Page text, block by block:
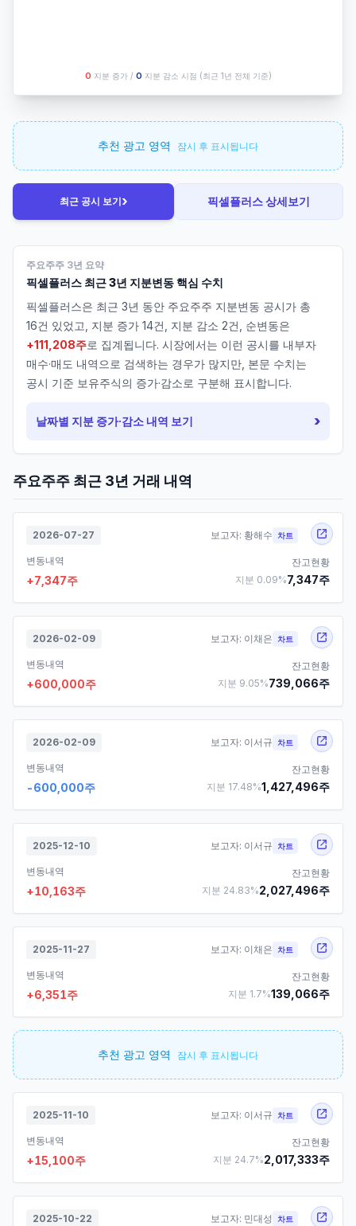
O 지분 증가 / O 지분 감소 시점 (최근 1년 전체 기준)
추천 광고 영역 잠시 후 표시됩니다
최근 공시 보기› 픽셀플러스상세보기
주요주주 3년 요약
픽셀플러스 최근 3년 지분변동 핵심 수치
픽셀플러스은 최근 3년 동안 주요주주 지분변동 공시가 총
16건 있었고, 지분 증가 14건, 지분 감소 2건, 순변동은
+111,208주로 집계됩니다. 시장에서는 이런 공시를 내부자
매수·매도 내역으로 검색하는 경우가 많지만, 본문 수치는
공시 기준 보유주식의 증가·감소로 구분해 표시합니다.
날짜별 지분 증가·감소 내역 보기 ›
주요주주 최근 3년 거래 내역
2026-07-27 보고자: 황해수 차트
변동내역
+7,347주
잔고현황
지분 0.09%7,347주
2026-02-09 보고자: 이채은 차트
변동내역
+600,000주
잔고현황
지분 9.05%739,066주
2026-02-09 보고자: 이서규 차트
변동내역
-600,000주
잔고현황
지분 17.48%1,427,496주
2025-12-10 보고자: 이서규 차트
변동내역
+10,163주
잔고현황
지분 24.83%2,027,496주
2025-11-27 보고자: 이채은 차트
변동내역
+6,351주
잔고현황
지분 1.7%139,066주
추천 광고 영역 잠시 후 표시됩니다
2025-11-10 보고자: 이서규 차트
변동내역
+15,100주
잔고현황
지분 24.7%2,017,333주
2025-10-22 보고자: 민대성 차트